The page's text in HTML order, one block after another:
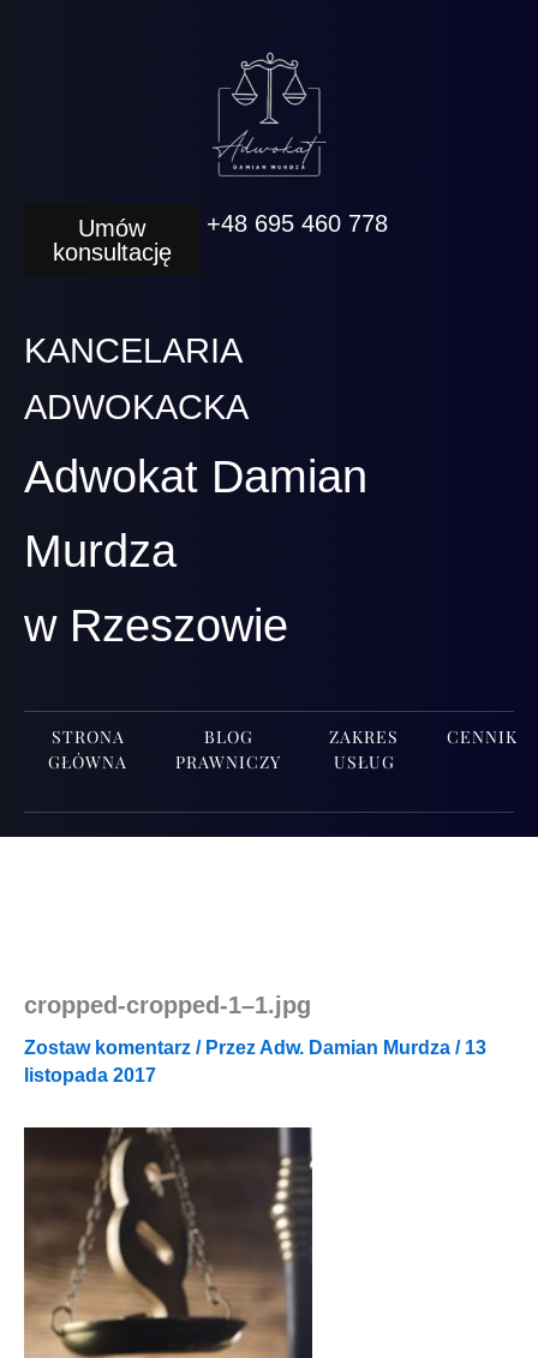
Umów
konsultację
+48 695 460 778
KANCELARIA
ADWOKACKA
Adwokat Damian
Murdza
w Rzeszowie
STRONA
GŁÓWNA
BLOG
PRAWNICZY
ZAKRES
USŁUG
CENNIK
cropped-cropped‑1–1.jpg
Zostaw komentarz / PrzezAdw. Damian Murdza / 13
listopada 2017